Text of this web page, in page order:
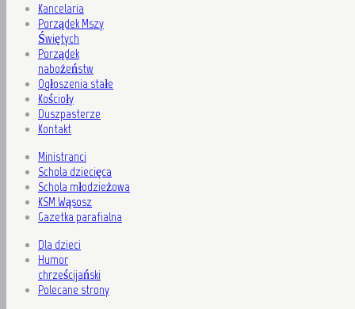
Kancelaria
Porządek Mszy
Świętych
Porządek
nabożeństw
Ogłoszenia stałe
Kościoły
Duszpasterze
Kontakt
Ministranci
Schola dziecięca
Schola młodzieżowa
KSM Wąsosz
Gazetka parafialna
Dla dzieci
Humor
chrześcijański
Polecane strony